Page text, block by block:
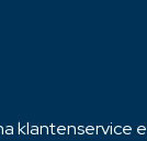
klantenservice